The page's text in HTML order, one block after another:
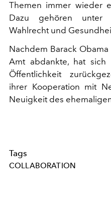
Themen immer wieder
Dazu gehören unter
Wahlrecht und
Nachdem Barack
Amt abdankte, hat
Öffentlichkeit
ihrer Kooperation mit
Neuigkeit des
Tags
COLLABORATION